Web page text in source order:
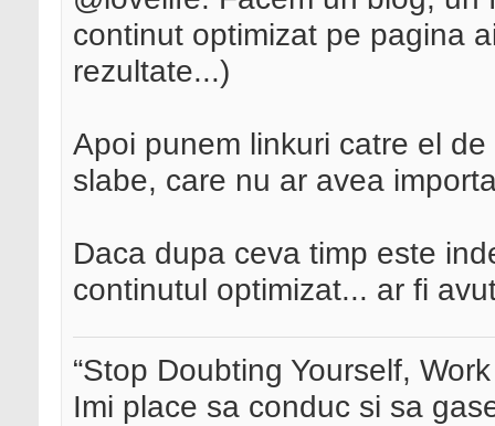
continut optimizat pe pagina
rezultate...)
Apoi punem linkuri catre el
slabe, care nu ar avea
Daca dupa ceva timp este
continutul optimizat... ar fi
“Stop Doubting Yourself,
Imi place sa conduc si sa